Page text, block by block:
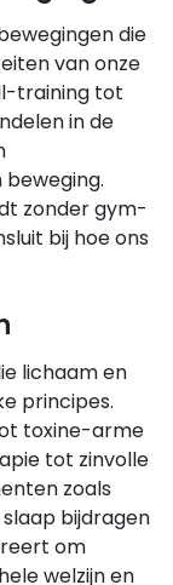
die
van onze
training tot
in de
zonder gym-
bij hoe ons
lichaam en
principes.
toxine-arme
tot zinvolle
zoals
bijdragen
om
welzijn en